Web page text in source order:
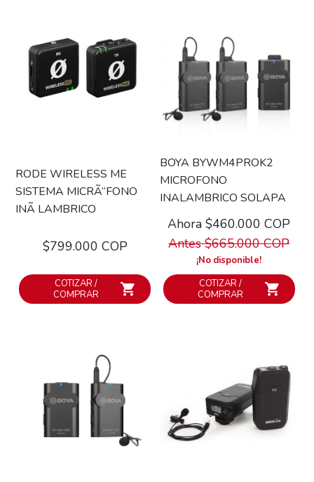
RODE WIRELESS ME
SISTEMA MICRÃ“FONO
INÃ LAMBRICO
$799.000 COP
COTIZAR /
COMPRAR
BOYA BYWM4PROK2
MICROFONO
INALAMBRICO SOLAPA
Ahora $460.000 COP
Antes $665.000 COP
¡No disponible!
COTIZAR /
COMPRAR